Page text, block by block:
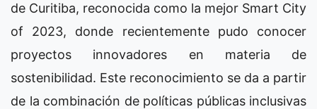
de Curitiba, reconocida como la mejor Smart City
of 2023, donde recientemente pudo conocer
proyectos innovadores en materia de
sostenibilidad. Este reconocimiento se da a partir
de la combinación de políticas públicas inclusivas